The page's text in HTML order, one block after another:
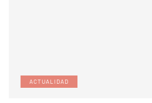
ACTUALIDAD